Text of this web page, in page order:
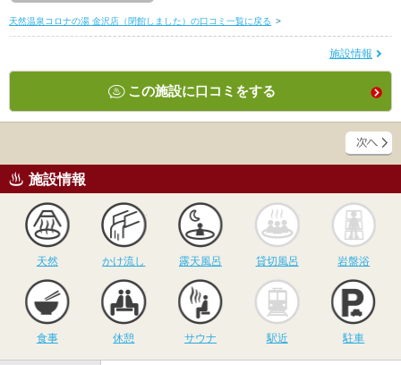
天然温泉コロナの湯 金沢店（閉館しました）の口コミ一覧に戻る >
施設情報
この施設に口コミをする
施設情報
天然
かけ流し
かけ流し
露天風呂
露天風呂
貸切風呂
貸切風呂 岩盤浴
食事 休憩
サウナ
サウナ 駅近 駐車